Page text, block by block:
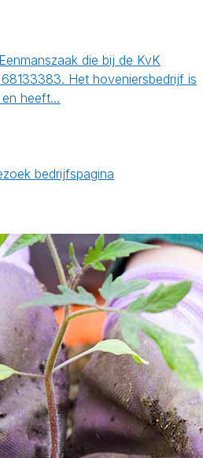
die bij de KvK
Het hoveniersbedrijf is
en heeft…
bedrijfspagina